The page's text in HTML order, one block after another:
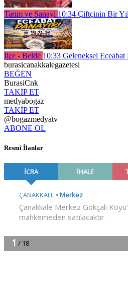
Tarım ve Sanayi 10:34 Çiftçinin Bir
İlçe - Belde 10:33 Geleneksel Eceabat
burasicanakkalegazetesi
BEĞEN
BurasiCnk
TAKİP ET
medyabogaz
TAKİP ET
@bogazmedyatv
ABONE OL
Resmî İlanlar